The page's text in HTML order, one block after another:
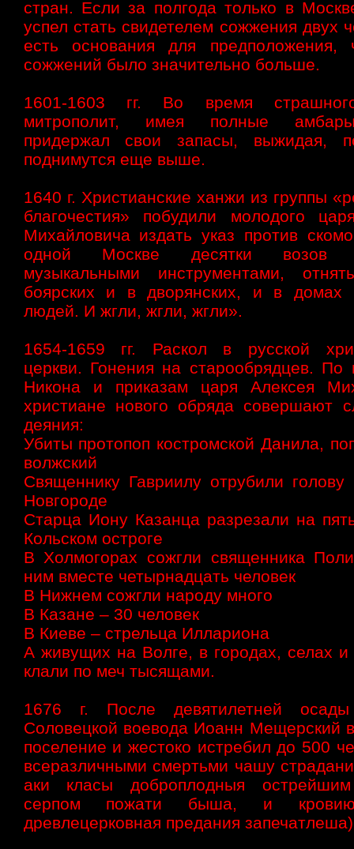
стран. Если за полгода только в
успел стать свидетелем сожжения двух
есть основания для предположения,
сожжений было значительно больше.
1601-1603 гг. Во время
митрополит, имея полные
придержал свои запасы, выжидая,
поднимутся еще выше.
1640 г. Христианские ханжи из группы
благочестия» побудили молодого
Михайловича издать указ против
одной Москве десятки возов
музыкальными инструментами,
боярских и в дворянских, и в домах
людей. И жгли, жгли, жгли».
1654-1659 гг. Раскол в русской
церкви. Гонения на старообрядцев.
Никона и приказам царя Алексея
христиане нового обряда совершают
деяния:
Убиты протопоп костромской Данила,
волжский
Священнику Гавриилу отрубили
Новгороде
Старца Иону Казанца разрезали на
Кольском остроге
В Холмогорах сожгли священника
ним вместе четырнадцать человек
В Нижнем сожгли народу много
В Казане – 30 человек
В Киеве – стрельца Иллариона
А живущих на Волге, в городах, селах и
клали по меч тысящами.
1676 г. После девятилетней
Соловецкой воевода Иоанн Мещерский
поселение и жестоко истребил до 500
всеразличными смертьми чашу
аки класы доброплодныя
серпом пожати быша, и
древлецерковная предания